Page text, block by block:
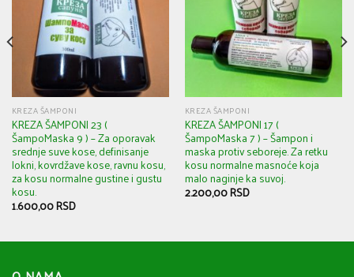
KREZA ŠAMPONI
KREZA ŠAMPONI 23 (
ŠampoMaska 9 ) – Za oporavak
srednje suve kose, definisanje
lokni, kovrdžave kose, ravnu kosu,
za kosu normalne gustine i gustu
kosu.
1.600,00RSD
KREZA ŠAMPONI
KREZA ŠAMPONI 17 (
ŠampoMaska 7 ) – Šampon i
maska protiv seboreje. Za retku
kosu normalne masnoće koja
malo naginje ka suvoj.
2.200,00RSD